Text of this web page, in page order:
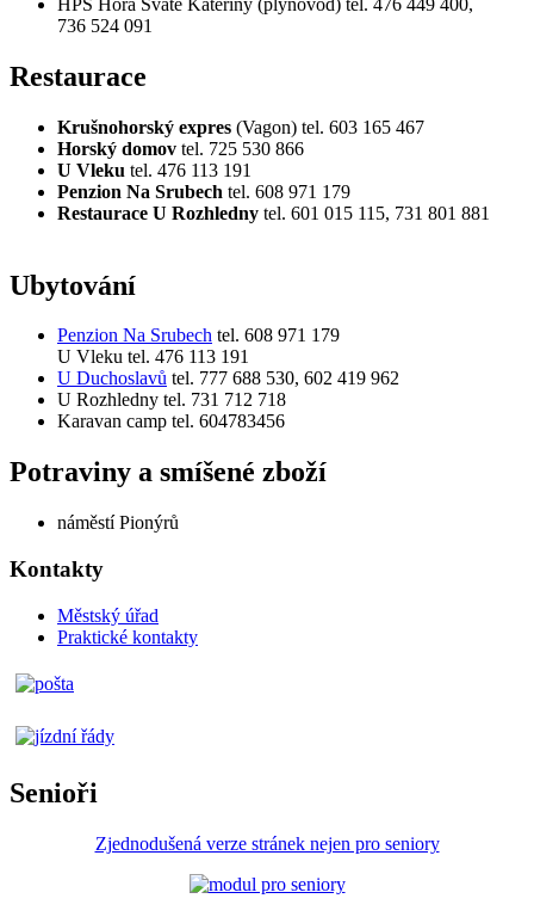
736 524 091
Restaurace
Krušnohorský expres (Vagon) tel. 603 165 467
Horský domov tel. 725 530 866
U Vleku tel. 476 113 191
Penzion Na Srubech tel. 608 971 179
Restaurace U Rozhledny tel. 601 015 115, 731 801 881
Ubytování
Penzion Na Srubech tel. 608 971 179
U Vleku tel. 476 113 191
U Duchoslavů tel. 777 688 530, 602 419 962
U Rozhledny tel. 731 712 718
Karavan camp tel. 604783456
Potraviny a smíšené zboží
náměstí Pionýrů
Kontakty
Městský úřad
Praktické kontakty
Senioři
Zjednodušená verze stránek nejen pro seniory